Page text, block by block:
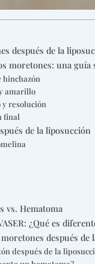
después de la
moretones: una guía
hinchazón
amarillo
y resolución
final
de la liposucción
vs. Hematoma
¿Qué es
después de
después de la